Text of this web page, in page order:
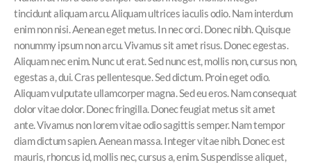
tincidunt aliquam arcu. Aliquam ultrices iaculis odio. Nam interdum
enim non nisi. Aenean eget metus. In nec orci. Donec nibh. Quisque
nonummy ipsum non arcu. Vivamus sit amet risus. Donec egestas.
Aliquam nec enim. Nunc ut erat. Sed nunc est, mollis non, cursus non,
egestas a, dui. Cras pellentesque. Sed dictum. Proin eget odio.
Aliquam vulputate ullamcorper magna. Sed eu eros. Nam consequat
dolor vitae dolor. Donec fringilla. Donec feugiat metus sit amet
ante. Vivamus non lorem vitae odio sagittis semper. Nam tempor
diam dictum sapien. Aenean massa. Integer vitae nibh. Donec est
mauris, rhoncus id, mollis nec, cursus a, enim. Suspendisse aliquet,